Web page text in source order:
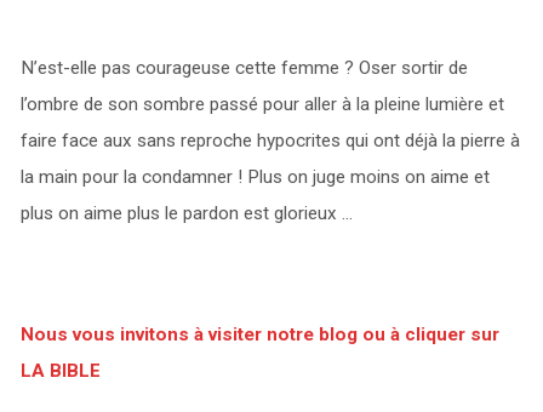
N’est-elle pas courageuse cette femme ? Oser sortir de
l’ombre de son sombre passé pour aller à la pleine lumière et
faire face aux sans reproche hypocrites qui ont déjà la pierre à
la main pour la condamner ! Plus on juge moins on aime et
plus on aime plus le pardon est glorieux …
Nous vous invitons à visiter notre blog ou à cliquer sur
LA BIBLE